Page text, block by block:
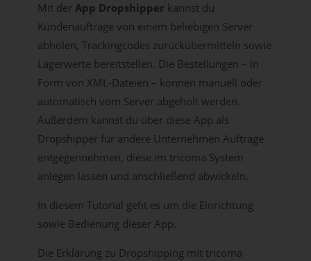
Mit der App Dropshipper kannst du
Kundenaufträge von einem beliebigen Server
abholen, Trackingcodes zurückübermitteln sowie
Lagerwerte bereitstellen. Die Bestellungen – in
Form von XML-Dateien – können manuell oder
automatisch vom Server abgeholt werden.
Außerdem kannst du über diese App als
Dropshipper für andere Unternehmen Aufträge
entgegennehmen, diese im tricoma System
anlegen lassen und anschließend abwickeln.
In diesem Tutorial geht es um die Einrichtung
sowie Bedienung dieser App.
Die Erklärung zu Dropshipping mit tricoma